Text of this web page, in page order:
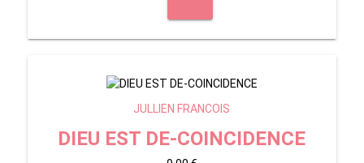
JULLIEN FRANCOIS
DIEU EST DE-COINCIDENCE